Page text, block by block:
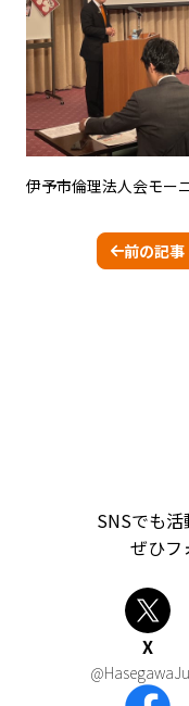
伊予市倫理法人会モー
前の記事
SNSでも活
ぜひフ
X